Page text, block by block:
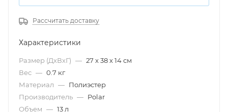
Рассчитать доставку
Характеристики
Размер (ДхВхГ) — 27 х 38 х 14 см
Вес — 0.7 кг
Материал — Полиэстер
Производитель — Polar
Объем — 13 л